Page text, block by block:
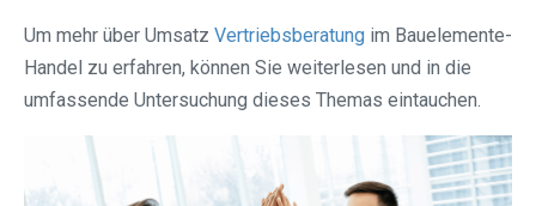
Um mehr über Umsatz Vertriebsberatung im Bauelemente-
Handel zu erfahren, können Sie weiterlesen und in die
umfassende Untersuchung dieses Themas eintauchen.